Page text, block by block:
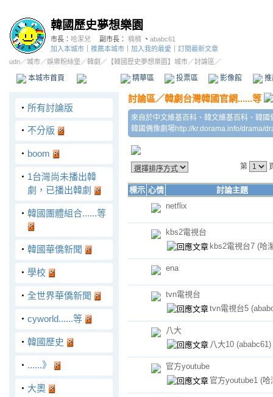
韓國歷史夢想樂園
市長： 哈潔兒 副市長： 楠楠 、 ababc61
加入本城市
推薦本城市 加入我的最愛
訂閱最新文章
udn／城市／娛樂粉絲堡 ／韓劇 ／ 【韓國歷史夢想樂園】城市／討論區／
本城市首頁 精華區 投票區 影像館
‧ 所有討論版
‧ 不分版
‧ boom
‧ 1台灣尚未播出韓
劇，已播出韓劇
‧ 韓國團體組合......等
‧ 韓國華僑新聞
‧ 學校
‧ 全世界華僑新聞
‧ cyworld......等
‧ 韓國歷史
‧ ......》
‧ 大奧
討論區／韓劇台灣韓國官網......等
來自於中文維基百科、韓文維基百科、韓國
韓國偶像劇場http://kr.dorama.info/drama/
第
標示 心情
討論主題
netflix
kbs2電視台
kbs2電視台7 (哈
ena
tvn電視台
tvn電視台5
八大
八大10 (ababc61)
官方youtube
官方youtube1 (哈